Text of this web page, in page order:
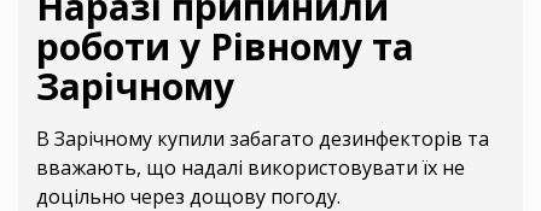
роботи у Рівному та
Зарічному
В Зарічному купили забагато дезинфекторів та
вважають, що надалі використовувати їх не
доцільно через дощову погоду.